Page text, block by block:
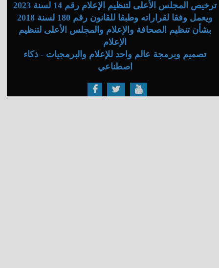
ترخيص المجلس الأعلى لتنظيم الإعلام رقم 14 لسنة 2023
ويعمل وفقا لقراراته وطبقا للقانون رقم 180 لسنة 2018
بشأن تنظيم الصحافة والإعلام والمجلس الأعلى لتنظيم
الإعلام
تصميم وبرمجة عالم واحد للإعلام والبرمجيات - ذكاء
اصطناعي